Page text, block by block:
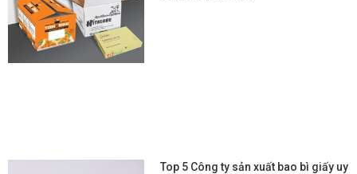
Top 5 Công ty sản xuất bao bì giấy uy